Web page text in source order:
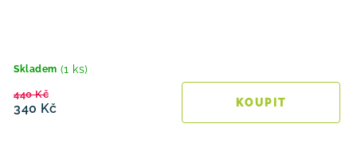
Skladem (1 ks)
340 Kč
440 Kč